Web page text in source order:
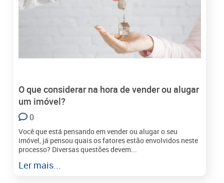
O que considerar na hora de vender ou alugar
um imóvel?
0
Você que está pensando em vender ou alugar o seu
imóvel, já pensou quais os fatores estão envolvidos neste
processo? Diversas questões devem...
Ler mais...